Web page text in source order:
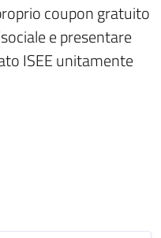
coupon gratuito
e presentare
ISEE unitamente